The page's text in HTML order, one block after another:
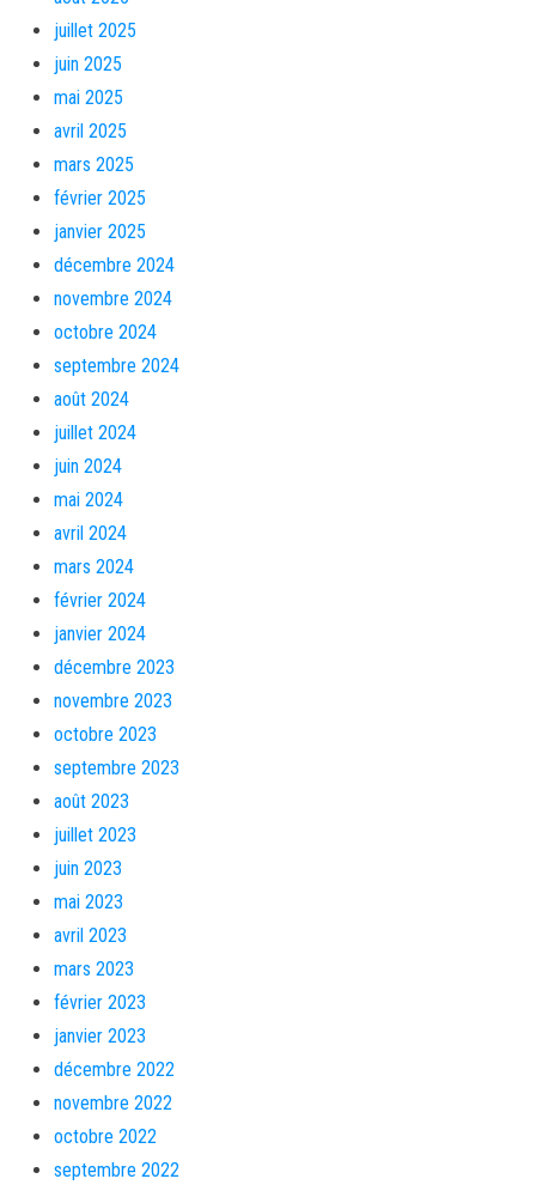
juillet 2025
juin 2025
mai 2025
avril 2025
mars 2025
février 2025
janvier 2025
décembre 2024
novembre 2024
octobre 2024
septembre 2024
août 2024
juillet 2024
juin 2024
mai 2024
avril 2024
mars 2024
février 2024
janvier 2024
décembre 2023
novembre 2023
octobre 2023
septembre 2023
août 2023
juillet 2023
juin 2023
mai 2023
avril 2023
mars 2023
février 2023
janvier 2023
décembre 2022
novembre 2022
octobre 2022
septembre 2022